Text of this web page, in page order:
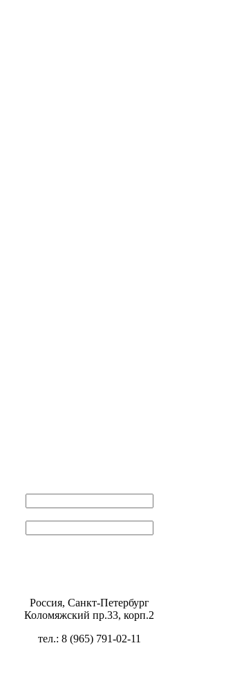
Россия, Санкт-Петербург
Коломяжский пр.33, корп.2
тел.: 8 (965) 791-02-11